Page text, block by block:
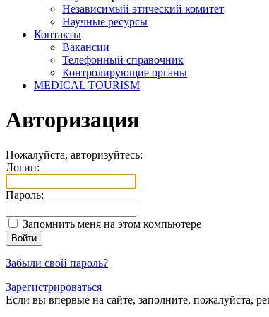
Независимый этический комитет
Научные ресурсы
Контакты
Вакансии
Телефонный справочник
Контролирующие органы
MEDICAL TOURISM
Авторизация
Пожалуйста, авторизуйтесь:
Логин:
Пароль:
Запомнить меня на этом компьютере
Забыли свой пароль?
Зарегистрироваться
Если вы впервые на сайте, заполните, пожалуйста,